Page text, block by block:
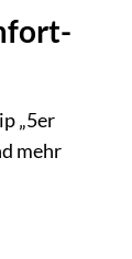
„5er
mehr